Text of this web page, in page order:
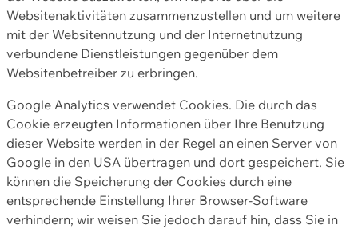
Websitenaktivitäten zusammenzustellen und um weitere
mit der Websitennutzung und der Internetnutzung
verbundene Dienstleistungen gegenüber dem
Websitenbetreiber zu erbringen.
Google Analytics verwendet Cookies. Die durch das
Cookie erzeugten Informationen über Ihre Benutzung
dieser Website werden in der Regel an einen Server von
Google in den USA übertragen und dort gespeichert. Sie
können die Speicherung der Cookies durch eine
entsprechende Einstellung Ihrer Browser-Software
verhindern; wir weisen Sie jedoch darauf hin, dass Sie in